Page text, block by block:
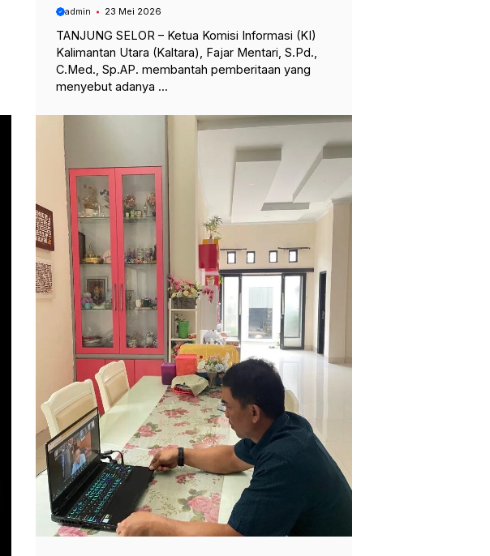
admin 23 Mei 2026
TANJUNG SELOR – Ketua Komisi Informasi (KI)
Kalimantan Utara (Kaltara), Fajar Mentari, S.Pd.,
C.Med., Sp.AP. membantah pemberitaan yang
menyebut adanya ...